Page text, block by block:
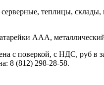
теплицы,
ААА,
с поверкой, с НДС, руб в
8 (812) 298-28-58.